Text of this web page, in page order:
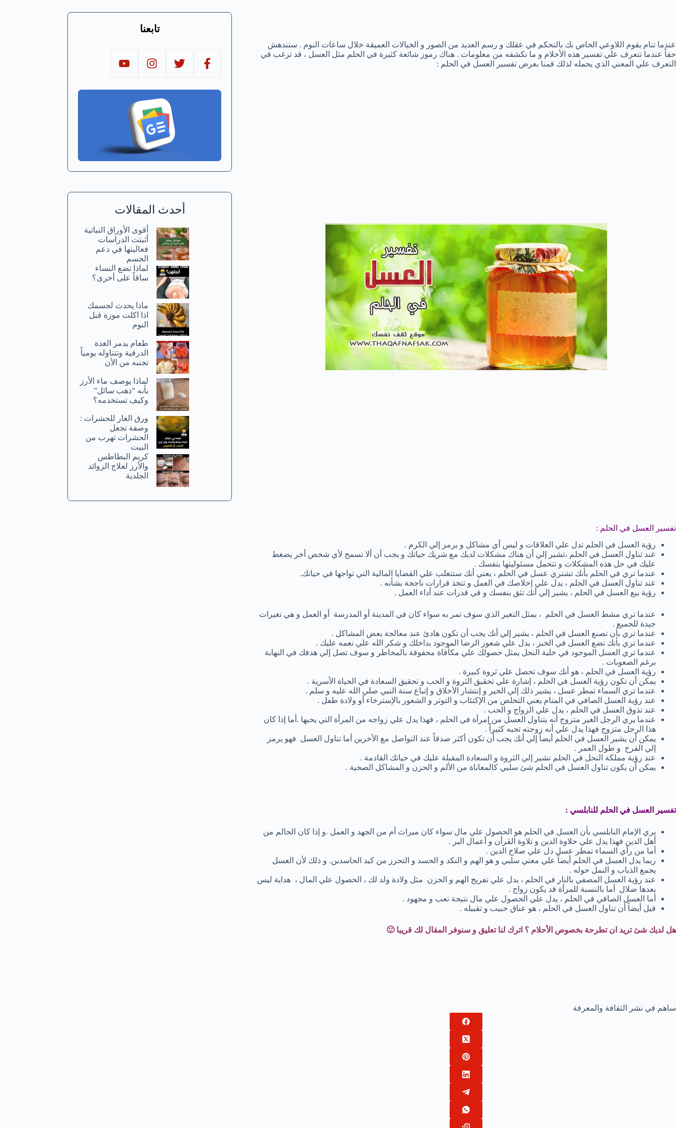
عندما تنام يقوم اللاوعي الخاص بك بالتحكم في عقلك و رسم العديد من الصور و الخيالات العميقة خلال ساعات النوم . ستندهش
حقاً عندما تتعرف علي تفسير هذه الأحلام و ما تكشفه من معلومات . هناك رموز شائعة كثيرة في الحلم مثل العسل ، قد ترغب في
التعرف علي المعني الذي يحمله لذلك قمنا بعرض تفسير العسل في الحلم :
تفسير العسل في الحلم :
رؤية العسل في الحلم تدل علي العلاقات و ليس أي مشاكل و يرمز إلي الكرم .
عند تناول العسل في الحلم ،تشير إلي أن هناك مشكلات لديك مع شريك حياتك و يجب أن ألا تسمح لأي شخص أخر يضغط
عليك في حل هذه المشكلات و تتحمل مسئوليتها بنفسك .
عندما تري في الحلم بأنك تشتري عسل في الحلم ، يعني أنك ستتغلب علي القضايا المالية التي تواجها في حياتك.
عند تناول العسل في الحلم ، يدل علي إخلاصك في العمل و تتخذ قرارات ناجحة بشأنه .
رؤية بيع العسل في الحلم ، يشير إلي أنك تثق بنفسك و في قدرات عند أداء العمل .
عندما تري مشط العسل في الحلم ، يمثل التغير الذي سوف تمر به سواء كان في المدينة أو المدرسة أو العمل و هي تغيرات
جيدة للجميع .
عندما تري بأن تصنع العسل في الحلم ، يشير إلي أنك يجب أن تكون هادئ عند معالجة بعض المشاكل .
عندما تري بأنك تضع العسل في الخبز ، يدل علي شعور الرضا الموجود بداخلك و شكر الله علي نعمه عليك .
عندما تري العسل الموجود في خلية النحل يمثل حصولك علي مكأفاة محفوفة بالمخاطر و سوف تصل إلي هدفك في النهاية
برغم الصعوبات .
رؤية العسل في الحلم ، هو أنك سوف تحصل علي ثروة كبيرة .
يمكن أن تكون رؤية العسل في الحلم ، إشارة علي تحقيق الثروة و الحب و تحقيق السعادة في الحياة الأسرية .
عندما تري السماء تمطر عسل ، يشير ذلك إلي الخير و إنتشار الأخلاق و إتباع سنة النبي صلي الله عليه و سلم .
عند رؤية العسل الصافي في المنام يعني التخلص من الإكتئاب و التوتر و الشعور بالإسترخاء أو ولادة طفل .
عند تذوق العسل في الحلم ، يدل علي الزواج و الحب .
عندما يري الرجل الغير متزوج أنه يتناول العسل من إمرأة في الحلم ، فهذا يدل علي زواجه من المرأة التي يحبها .أما إذا كان
هذا الرجل متزوج فهذا يدل علي أنه زوجته تحبه كثيراً .
يمكن أن يشير العسل في الحلم أيضاً إلي أنك يجب أن تكون أكثر صدقاً عند التواصل مع الأخرين أما تناول العسل فهو يرمز
إلي الفرح و طول العمر .
عند رؤية مملكة النحل في الحلم تشير إلي الثروة و السعادة المقبلة عليك في حياتك القادمة .
يمكن أن يكون تناول العسل في الحلم شئ سلبي كالمعاناة من الألم و الحزن و المشاكل الصحية .
تفسير العسل في الحلم للنابلسي :
يري الإمام النابلسي بأن العسل في الحلم هو الحصول علي مال سواء كان ميراث أم من الجهد و العمل .و إذا كان الحالم من
أهل الدين فهذا يدل علي حلاوة الدين و تلاوة القرأن و أعمال البر .
أما من رأي السماء تمطر عسل دل علي صلاح الدين .
ربما يدل العسل في الحلم أيضاً علي معني سلبي و هو الهم و النكد و الحسد و التحرز من كيد الحاسدين. و ذلك لأن العسل
يجمع الذباب و النمل حوله .
عند رؤية العسل المصفي بالنار في الحلم ، يدل علي تفريج الهم و الحزن مثل ولادة ولد لك ، الحصول علي المال ، هداية ليس
بعدها ضلال أما بالنسبة للمرأة قد يكون زواج .
أما العسل الصافي في الحلم ، يدل علي الحصول علي مال نتيجة تعب و مجهود .
قيل أيضاً أن تناول العسل في الحلم ، هو عناق حبيب و تقبيله .
هل لديك شئ تريد ان تطرحة بخصوص الأحلام ؟ اترك لنا تعليق و سنوفر المقال لك قريبا 🙂
ساهم في نشر الثقافة والمعرفة
تابعنا
أحدث المقالات
أقوى الأوراق النباتية
أثبتت الدراسات
فعاليتها في دعم
الجسم
لماذا تضع النساء
ساقاً على أخرى؟
ماذا يحدث لجسمك
اذا اكلت موزة قبل
النوم
طعام يدمر الغدة
الدرقية وتتناوله يومياً
تجنبه من الأن
لماذا يوصف ماء الأرز
بأنه “ذهب سائل”
وكيف تستخدمه؟
ورق الغار للحشرات :
وصفة تجعل
الحشرات تهرب من
البيت
كريم البطاطس
والأرز لعلاج الزوائد
الجلدية